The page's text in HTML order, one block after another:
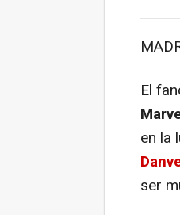
El
en la
ser